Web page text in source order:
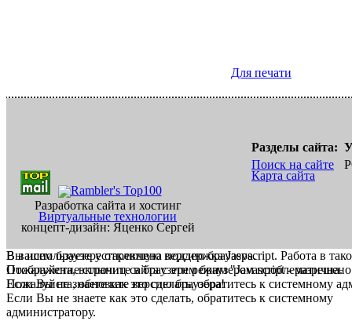
Для печати
Разработка сайта и хостинг
Виртуальные технологии
концепт-дизайн: Яценко Сергей
Разделы сайта:
Поиск на сайте
Карта сайта
В вашем браузере отключена поддержка Jasvscript. Работа в
Пожалуйста, включите в браузере режим "Javascript -
Если Вы не знаете как это сделать, обратитесь к системному
Вы используете устаревшую версию браузера.
Отображение страниц сайта с этим браузером проблематична.
Пожалуйста, обновите версию браузера!
Если Вы не знаете как это сделать, обратитесь к системному
администратору.